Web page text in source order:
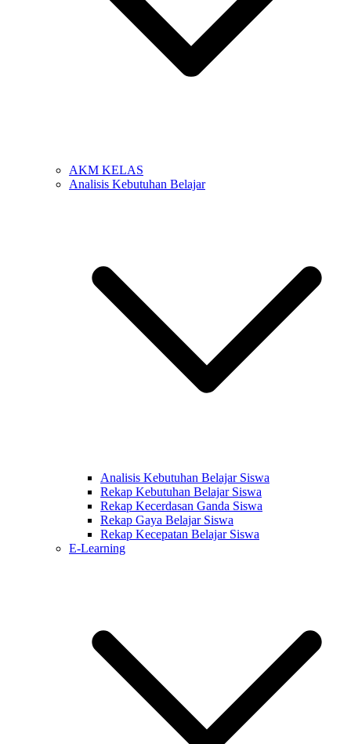
AKM KELAS
Analisis Kebutuhan Belajar
Analisis Kebutuhan Belajar Siswa
Rekap Kebutuhan Belajar Siswa
Rekap Kecerdasan Ganda Siswa
Rekap Gaya Belajar Siswa
Rekap Kecepatan Belajar Siswa
E-Learning